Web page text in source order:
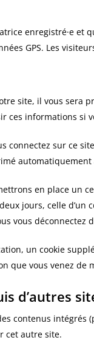
enregistré·e et
GPS. Les
site, il vous sera
ces informations si
connectez sur ce
en place un
jours, celle d’un
vous déconnectez
un cookie
que vous venez de
d’autres
contenus intégrés
cet autre site.